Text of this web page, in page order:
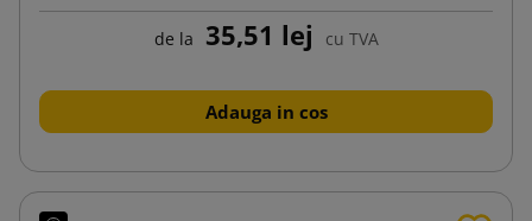
de la 35,51 lej cu TVA
Adauga in cos